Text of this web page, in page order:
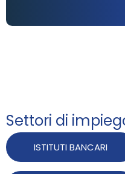
Settori di
ISTITUTI BANCARI